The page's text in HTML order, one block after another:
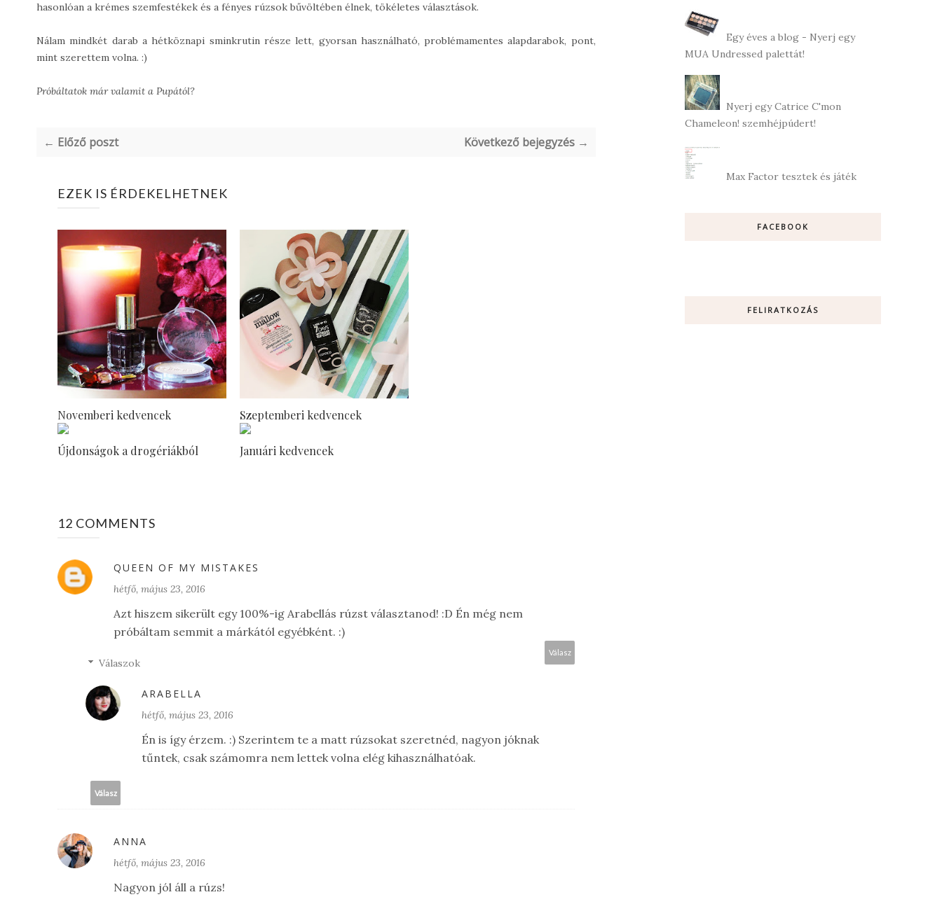
hasonlóan a krémes szemfestékek és a fényes rúzsok bűvöltében élnek, tökéletes választások.
Nálam mindkét darab a hétköznapi sminkrutin része lett, gyorsan használható, problémamentes alapdarabok, pont,
mint szerettem volna. :)
Próbáltatok már valamit a Pupától?
← Előző poszt Következő bejegyzés →
EZEK IS ÉRDEKELHETNEK
Novemberi kedvencek Szeptemberi kedvencek
Újdonságok a drogériákból Januári kedvencek
12 COMMENTS
QUEEN OF MY MISTAKES
hétfő, május 23, 2016
Azt hiszem sikerült egy 100%-ig Arabellás rúzst választanod! :D Én még nem
próbáltam semmit a márkától egyébként. :)
Válasz
Válaszok
ARABELLA
hétfő, május 23, 2016
Én is így érzem. :) Szerintem te a matt rúzsokat szeretnéd, nagyon jóknak
tűntek, csak számomra nem lettek volna elég kihasználhatóak.
Válasz
ANNA
hétfő, május 23, 2016
Nagyon jól áll a rúzs!
Egy éves a blog - Nyerj egy
MUA Undressed palettát!
Nyerj egy Catrice C'mon
Chameleon! szemhéjpúdert!
Max Factor tesztek és játék
FACEBOOK
FELIRATKOZÁS